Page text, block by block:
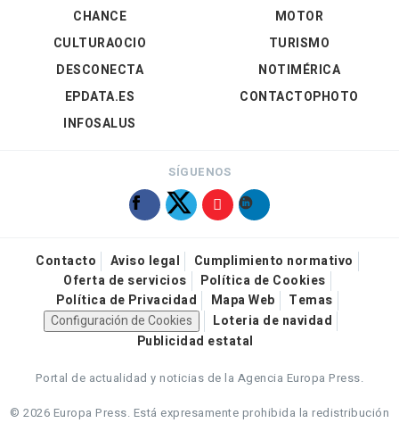
CHANCE
CULTURAOCIO
DESCONECTA
EPDATA.ES
INFOSALUS
MOTOR
TURISMO
NOTIMÉRICA
CONTACTOPHOTO
SÍGUENOS
Contacto Aviso legal
Cumplimiento normativo
Oferta de servicios
Política de Cookies
Política de Privacidad
Mapa Web
Temas
Configuración de Cookies
Loteria de navidad
Publicidad estatal
Portal de actualidad y noticias de la Agencia Europa Press.
© 2026 Europa Press. Está expresamente prohibida la redistribución